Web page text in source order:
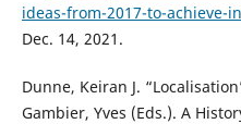
ideas-from-2017-to-achieve-
Dec. 14, 2021.
Dunne, Keiran J.
Gambier, Yves (Eds.). A